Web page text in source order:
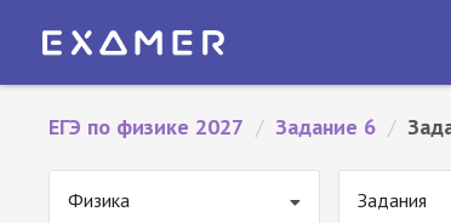
ЕГЭ по физике 2027 / Задание 6 /
Физика Задания